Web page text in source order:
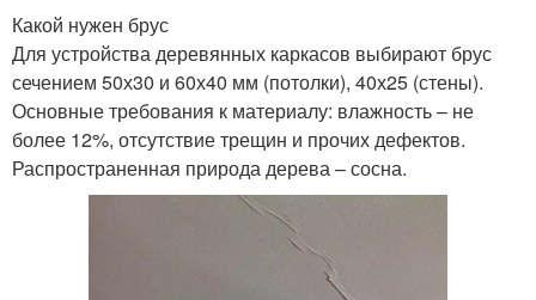
Какой нужен брус
Для устройства деревянных каркасов выбирают брус
сечением 50х30 и 60х40 мм (потолки), 40х25 (стены).
Основные требования к материалу: влажность – не
более 12%, отсутствие трещин и прочих дефектов.
Распространенная природа дерева – сосна.